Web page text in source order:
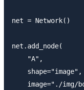
net = Network()
net.add_node(
    "A",
    shape="image",
image="./img/